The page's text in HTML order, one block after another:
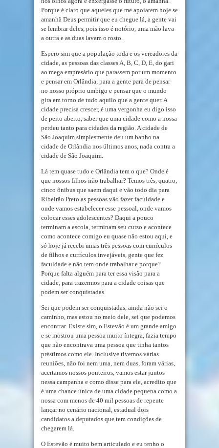
Porque é claro que aqueles que me apoiarem hoje se
amanhã Deus permitir que eu chegue lá, a gente vai
se lembrar deles, pois isso é notório, uma mão lava
a outra e as duas lavam o rosto.
Espero sim que a população toda e os vereadores da
cidade, as pessoas das classes A, B, C, D, E, do gari
ao mega empresário que parassem por um momento
e pensar em Orlândia, para a gente para de pensar
no nosso próprio umbigo e pensar que o mundo
gira em torno de tudo aquilo que a gente quer. A
cidade precisa crescer, é uma vergonha eu digo isso
de peito aberto, saber que uma cidade como a nossa
perdeu tanto para cidades da região. A cidade de
São Joaquim simplesmente deu um banho na
cidade de Orlândia nos últimos anos, nada contra a
cidade de São Joaquim.
Lá tem quase tudo e Orlândia tem o que? Onde é
que nossos filhos irão trabalhar? Temos três, quatro,
cinco ônibus que saem daqui e vão todo dia para
Ribeirão Preto as pessoas vão fazer faculdade e
onde vamos estabelecer esse pessoal, onde vamos
colocar esses adolescentes? Daqui a pouco
terminam a escola, terminam seu curso e acontece
como acontece comigo eu quase não estou aqui, e
só hoje já recebi umas três pessoas com currículos
de filhos e currículos invejáveis, gente que fez
faculdade e não tem onde trabalhar e porque?
Porque falta alguém para ter essa visão para a
cidade, para trazermos para a cidade coisas que
podem ser conquistadas.
Sei que podem ser conquistadas, ainda não sei o
caminho, mas estou no meio dele, sei que podemos
encontrar. Existe sim, o Estevão é um grande amigo
e se mostrou uma pessoa muito íntegra, fazia tempo
que não encontrava uma pessoa que tinha tantos
préstimos como ele. Inclusive tivemos várias
reuniões, não foi nem uma, nem duas, foram várias,
acertamos nossos ponteiros, vamos estar juntos
nessa campanha e como disse para ele, acredito que
é uma chance única de uma cidade pequena como a
nossa com menos de 40 mil pessoas de repente
lançar no cenário nacional, estadual dois
candidatos a deputados que tem condições de
chegarem lá.
O Estevão é muito bem articulado e eu tenho o